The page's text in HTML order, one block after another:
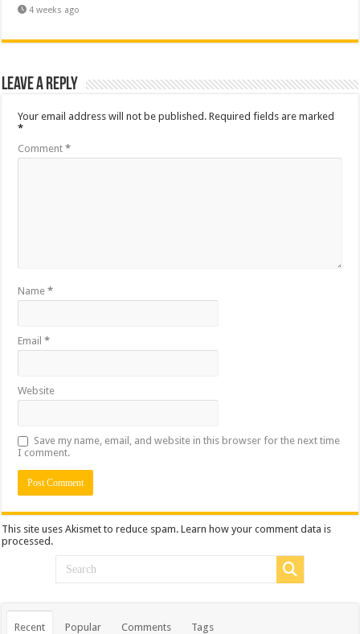
4 weeks ago
Leave a Reply
Your email address will not be published. Required fields are marked
*
Comment*
Name*
Email*
Website
Save my name, email, and website in this browser for the next time
I comment.
This site uses Akismet to reduce spam.Learn how your comment data is
processed.
Recent Popular Comments Tags